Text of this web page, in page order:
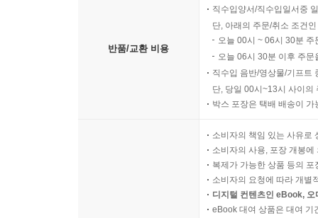
반품/교환 비용
직수입양서/직수입일서중
단, 아래의 주문/취소 조건
오늘 00시 ~ 06시 30분
오늘 06시 30분 이후 주
직수입 음반/영상물/기프트
단, 당일 00시~13시 사이의
박스 포장은 택배 배송이
소비자의 책임 있는 사유로
소비자의 사용, 포장 개봉
복제가 가능한 상품 등의
소비자의 요청에 따라 개별
디지털 컨텐츠인 eBook,
eBook 대여 상품은 대여 기